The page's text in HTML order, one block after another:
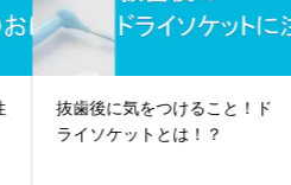
抜歯後に気をつけること！ド
ライソケットとは！？